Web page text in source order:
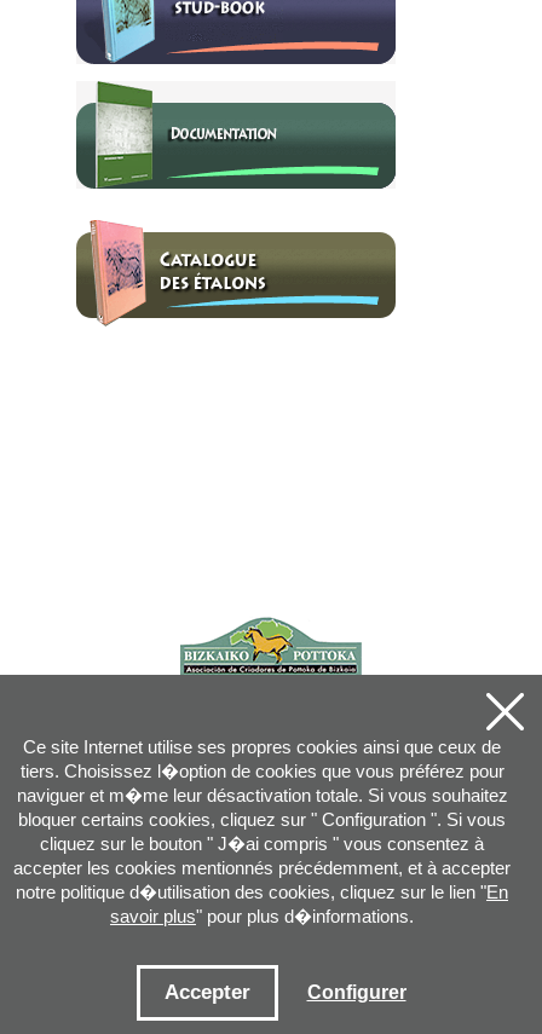
info@pottoka.info
Conditions d'Utilisation-Politique de Privacité-Politique des Cookies
Ce site Internet utilise ses propres cookies ainsi que ceux de
tiers. Choisissez l�option de cookies que vous préférez pour
naviguer et m�me leur désactivation totale. Si vous souhaitez
bloquer certains cookies, cliquez sur " Configuration ". Si vous
cliquez sur le bouton " J�ai compris " vous consentez à
accepter les cookies mentionnés précédemment, et à accepter
notre politique d�utilisation des cookies, cliquez sur le lien "En
savoir plus" pour plus d�informations.
Accepter Configurer